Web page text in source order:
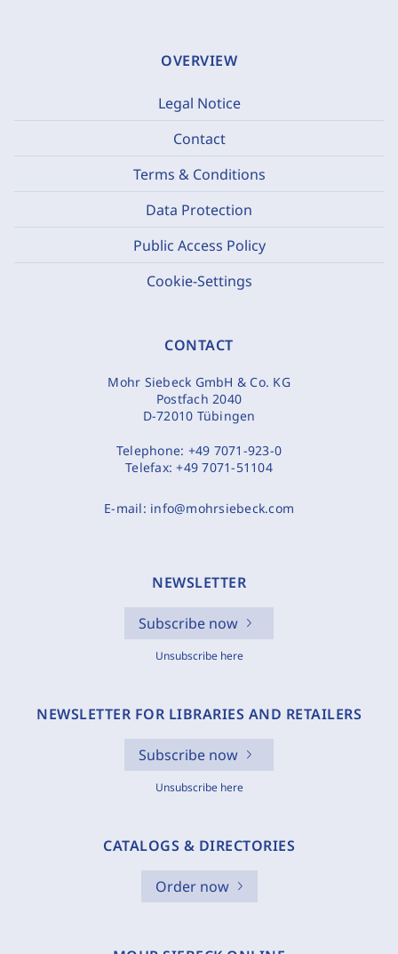
OVERVIEW
Legal Notice
Contact
Terms & Conditions
Data Protection
Public Access Policy
Cookie-Settings
CONTACT
Mohr Siebeck GmbH & Co. KG
Postfach 2040
D-72010 Tübingen
Telephone: +49 7071-923-0
Telefax:+49 7071-51104
E-mail: info@mohrsiebeck.com
NEWSLETTER
Subscribe now
Unsubscribe here
NEWSLETTER FOR LIBRARIES AND RETAILERS
Subscribe now
Unsubscribe here
CATALOGS & DIRECTORIES
Order now